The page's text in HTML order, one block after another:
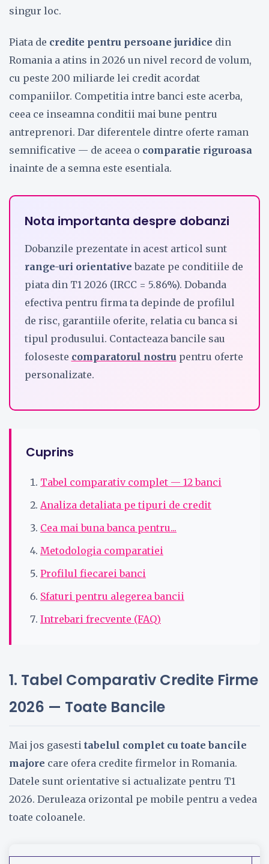
singur loc.
Piata de credite pentru persoane juridice din
Romania a atins in 2026 un nivel record de volum,
cu peste 200 miliarde lei credit acordat
companiilor. Competitia intre banci este acerba,
ceea ce inseamna conditii mai bune pentru
antreprenori. Dar diferentele dintre oferte raman
semnificative — de aceea o comparatie riguroasa
inainte de a semna este esentiala.
Nota importanta despre dobanzi
Dobanzile prezentate in acest articol sunt
range-uri orientative bazate pe conditiile de
piata din T1 2026 (IRCC = 5.86%). Dobanda
efectiva pentru firma ta depinde de profilul
de risc, garantiile oferite, relatia cu banca si
tipul produsului. Contacteaza bancile sau
foloseste comparatorul nostru pentru oferte
personalizate.
Cuprins
Tabel comparativ complet — 12 banci
Analiza detaliata pe tipuri de credit
Cea mai buna banca pentru...
Metodologia comparatiei
Profilul fiecarei banci
Sfaturi pentru alegerea bancii
Intrebari frecvente (FAQ)
1. Tabel Comparativ Credite Firme
2026 — Toate Bancile
Mai jos gasesti tabelul complet cu toate bancile
majore care ofera credite firmelor in Romania.
Datele sunt orientative si actualizate pentru T1
2026. Deruleaza orizontal pe mobile pentru a vedea
toate coloanele.